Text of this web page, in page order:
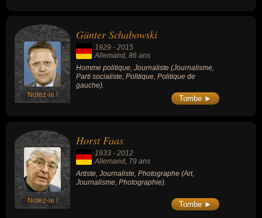
Notez-le !
Günter Schabowski
1929 - 2015
Allemand, 86 ans
Homme politique, Journaliste (Journalisme,
Parti socialiste, Politique, Politique de
gauche).
Tombe ►
Notez-le !
Horst Faas
1933 - 2012
Allemand, 79 ans
Artiste, Journaliste, Photographe (Art,
Journalisme, Photographie).
Tombe ►